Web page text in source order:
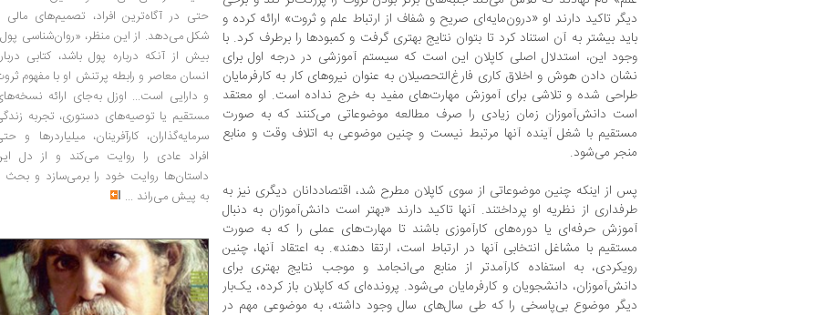
دیگر تاکید دارند او «درون‌مایه‌ای صریح و شفاف از ارتباط علم و ثروت» ارائه کرده و
باید بیشتر به آن استناد کرد تا بتوان نتایج بهتری گرفت و کمبودها را برطرف کرد. با
وجود این، استدلال اصلی کاپلان این است که سیستم آموزشی در درجه اول برای
نشان دادن هوش و اخلاق کاری فارغ‌التحصیلان به عنوان نیروهای کار به کارفرمایان
طراحی شده و تلاشی برای آموزش مهارت‌های مفید به خرج نداده است. او معتقد
است دانش‌آموزان زمان زیادی را صرف مطالعه موضوعاتی می‌کنند که به صورت
مستقیم با شغل آینده آنها مرتبط نیست و چنین موضوعی به اتلاف وقت و منابع
منجر می‌شود.
پس از اینکه چنین موضوعاتی از سوی کاپلان مطرح شد، اقتصاددانان دیگری نیز به
طرفداری از نظریه او پرداختند. آنها تاکید دارند «بهتر است دانش‌آموزان به دنبال
آموزش حرفه‌ای یا دوره‌های کارآموزی باشند تا مهارت‌های عملی را که به صورت
مستقیم با مشاغل انتخابی آنها در ارتباط است، ارتقا دهند». به اعتقاد آنها، چنین
رویکردی، به استفاده کارآمدتر از منابع می‌انجامد و موجب نتایج بهتری برای
دانش‌آموزان، دانشجویان و کارفرمایان می‌شود. پرونده‌ای که کاپلان باز کرده، یک‌بار
دیگر موضوع بی‌پاسخی را که طی سال‌های سال وجود داشته، به موضوعی مهم در
حتی در آگاه‌ترین افراد، تصمیم‌های مالی
شکل می‌دهد. از این منظر، «روان‌شناسی
بیش از آنکه درباره پول باشد، کتابی
انسان معاصر و رابطه پرتنش او با مفهوم
و دارایی است... اوزل به‌جای ارائه
مستقیم یا توصیه‌های دستوری، تجربه
سرمایه‌گذاران، کارآفرینان، میلیاردرها و
افراد عادی را روایت می‌کند و از دل
داستان‌ها روایت خود را برمی‌سازد و بحث
به پیش می‌راند ...